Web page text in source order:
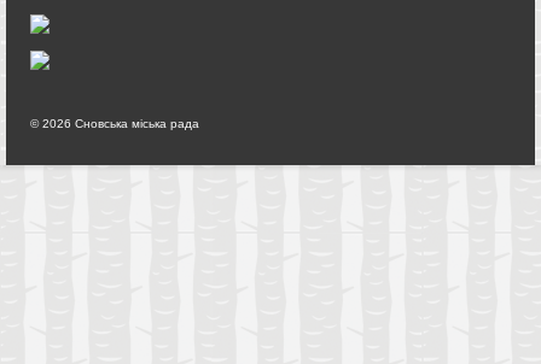
© 2026 Сновська міська рада